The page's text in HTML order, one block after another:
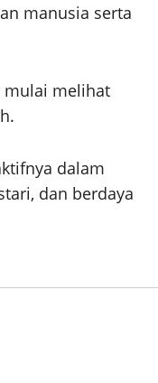
manusia serta
mulai melihat
dalam
dan berdaya